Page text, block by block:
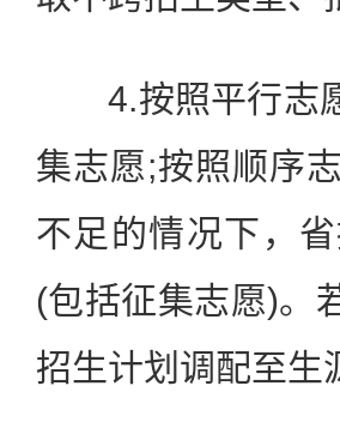
4.按照平行志愿
集志愿;按照顺序
不足的情况下，
(包括征集志愿)。
招生计划调配至生